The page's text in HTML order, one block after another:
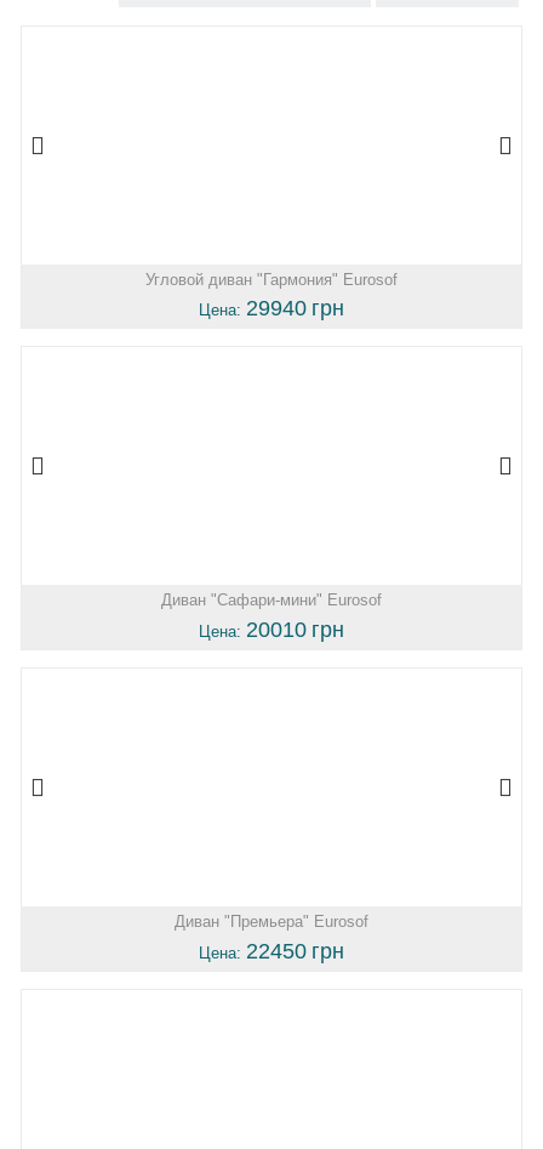
Угловой диван "Гармония" Eurosof
Цена: 29940 грн
Диван "Сафари-мини" Eurosof
Цена: 20010 грн
Диван "Премьера" Eurosof
Цена: 22450 грн